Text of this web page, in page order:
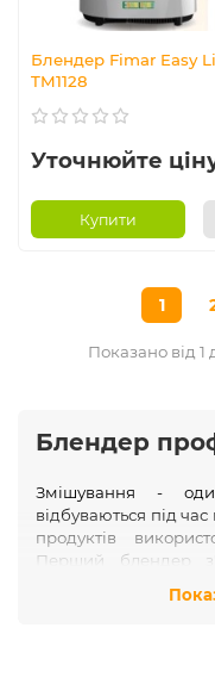
Блендер Fimar Easy
TM1128
Уточнюйте
Купити
1
Показано від 1
Блендер
Змішування -
відбуваються під
продуктів
Перший блендер
глечика. З тих пір